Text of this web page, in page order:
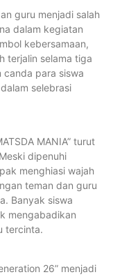
guru menjadi salah
dalam kegiatan
kebersamaan,
terjalin selama tiga
canda para siswa
selebrasi
MANIA” turut
dipenuhi
menghiasi wajah
teman dan guru
Banyak siswa
mengabadikan
tercinta.
26” menjadi